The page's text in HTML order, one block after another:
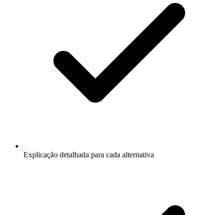
Explicação detalhada para cada alternativa